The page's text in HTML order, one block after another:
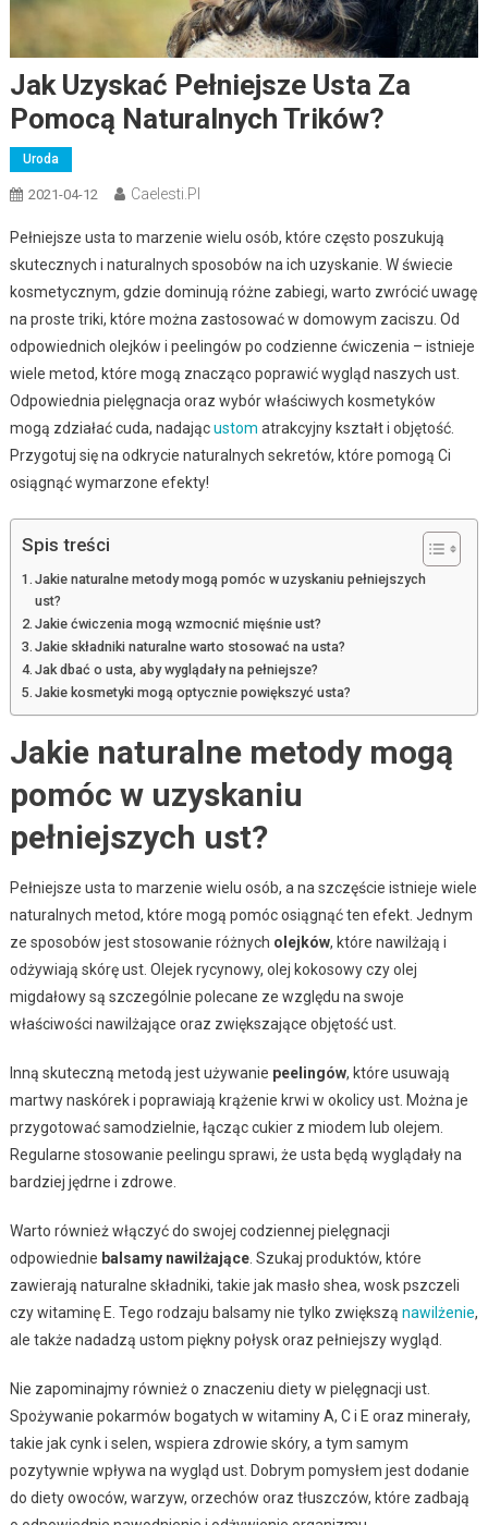
Jak Uzyskać Pełniejsze Usta Za
Pomocą Naturalnych Trików?
Uroda
2021-04-12 Caelesti.pl
Pełniejsze usta to marzenie wielu osób, które często poszukują
skutecznych i naturalnych sposobów na ich uzyskanie. W świecie
kosmetycznym, gdzie dominują różne zabiegi, warto zwrócić uwagę
na proste triki, które można zastosować w domowym zaciszu. Od
odpowiednich olejków i peelingów po codzienne ćwiczenia – istnieje
wiele metod, które mogą znacząco poprawić wygląd naszych ust.
Odpowiednia pielęgnacja oraz wybór właściwych kosmetyków
mogą zdziałać cuda, nadającustom atrakcyjny kształt i objętość.
Przygotuj się na odkrycie naturalnych sekretów, które pomogą Ci
osiągnąć wymarzone efekty!
Spis treści
Jakie naturalne metody mogą pomóc w uzyskaniu pełniejszych
ust?
Jakie ćwiczenia mogą wzmocnić mięśnie ust?
Jakie składniki naturalne warto stosować na usta?
Jak dbać o usta, aby wyglądały na pełniejsze?
Jakie kosmetyki mogą optycznie powiększyć usta?
Jakie naturalne metody mogą
pomóc w uzyskaniu
pełniejszych ust?
Pełniejsze usta to marzenie wielu osób, a na szczęście istnieje wiele
naturalnych metod, które mogą pomóc osiągnąć ten efekt. Jednym
ze sposobów jest stosowanie różnych olejków, które nawilżają i
odżywiają skórę ust. Olejek rycynowy, olej kokosowy czy olej
migdałowy są szczególnie polecane ze względu na swoje
właściwości nawilżające oraz zwiększające objętość ust.
Inną skuteczną metodą jest używanie peelingów, które usuwają
martwy naskórek i poprawiają krążenie krwi w okolicy ust. Można je
przygotować samodzielnie, łącząc cukier z miodem lub olejem.
Regularne stosowanie peelingu sprawi, że usta będą wyglądały na
bardziej jędrne i zdrowe.
Warto również włączyć do swojej codziennej pielęgnacji
odpowiednie balsamy nawilżające. Szukaj produktów, które
zawierają naturalne składniki, takie jak masło shea, wosk pszczeli
czy witaminę E. Tego rodzaju balsamy nie tylko zwiększą nawilżenie,
ale także nadadzą ustom piękny połysk oraz pełniejszy wygląd.
Nie zapominajmy również o znaczeniu diety w pielęgnacji ust.
Spożywanie pokarmów bogatych w witaminy A, C i E oraz minerały,
takie jak cynk i selen, wspiera zdrowie skóry, a tym samym
pozytywnie wpływa na wygląd ust. Dobrym pomysłem jest dodanie
do diety owoców, warzyw, orzechów oraz tłuszczów, które zadbają